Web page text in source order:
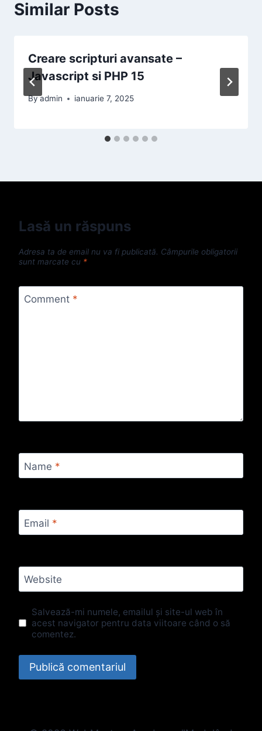
Similar Posts
Creare scripturi avansate –
Javascript si PHP 15
Byadmin ianuarie 7, 2025
Lasă un răspuns
Adresa ta de email nu va fi publicată. Câmpurile obligatorii
sunt marcate cu *
Comment *
Name *
Email *
Website
Salvează-mi numele, emailul și site-ul web în
acest navigator pentru data viitoare când o să
comentez.